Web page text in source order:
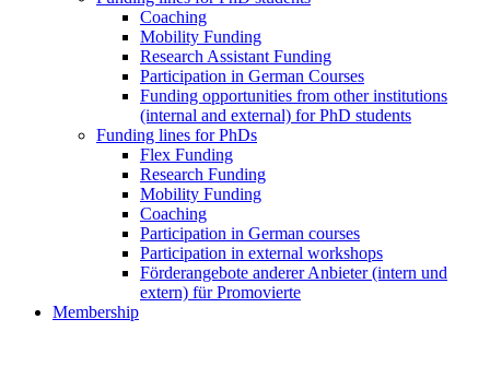
Coaching
Mobility Funding
Research Assistant Funding
Participation in German Courses
Funding opportunities from other institutions
(internal and external) for PhD students
Funding lines for PhDs
Flex Funding
Research Funding
Mobility Funding
Coaching
Participation in German courses
Participation in external workshops
Förderangebote anderer Anbieter (intern und
extern) für Promovierte
Membership